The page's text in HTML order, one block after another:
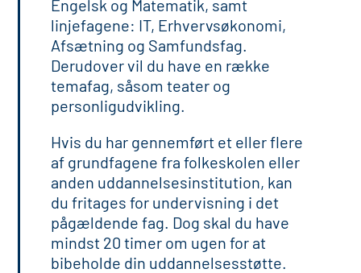
Engelsk og Matematik, samt
linjefagene: IT, Erhvervsøkonomi,
Afsætning og Samfundsfag.
Derudover vil du have en række
temafag, såsom teater og
personligudvikling.
Hvis du har gennemført et eller flere
af grundfagene fra folkeskolen eller
anden uddannelsesinstitution, kan
du fritages for undervisning i det
pågældende fag. Dog skal du have
mindst 20 timer om ugen for at
bibeholde din uddannelsesstøtte.